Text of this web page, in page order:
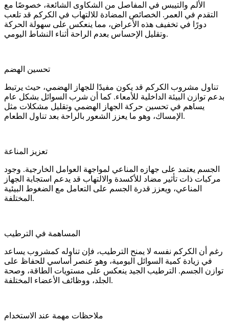
الألم والتيبس في المفاصل من الشكاوى الشائعة، خصوصًا مع
التقدم في العمر. الخصائص المضادة للالتهاب في الكركم قد تلعب
دورًا في تخفيف هذه الأعراض، مما ينعكس على سهولة الحركة
وتقليل الإحساس بعدم الراحة أثناء النشاط اليومي.
تحسين الهضم
تناول مشروب الكركم قد يكون مفيدًا للجهاز الهضمي، حيث يرتبط
بدعم توازن البيئة الداخلية للأمعاء. كما أن شرب السوائل بشكل عام
يساهم في تحسين حركة الجهاز الهضمي وتقليل مشكلات مثل
الإمساك، وهو ما يعزز الشعور بالراحة بعد تناول الطعام.
تعزيز المناعة
الجسم يعتمد على جهازه المناعي لمواجهة العوامل الخارجية. وجود
مركبات ذات تأثير مضاد للأكسدة والالتهاب قد يدعم استجابة الجهاز
المناعي، ويعزز قدرة الجسم على التعامل مع الضغوط البيئية
المختلفة.
المساهمة في الترطيب
رغم أن الكركم نفسه لا يمنح الترطيب، فإن تناوله كمشروب يساعد
في زيادة كمية السوائل اليومية، وهو عنصر أساسي للحفاظ على
توازن الجسم. الترطيب الجيد ينعكس على مستويات الطاقة، وصحة
الجلد، ووظائف الأعضاء المختلفة.
ملاحظات مهمة عند الاستخدام